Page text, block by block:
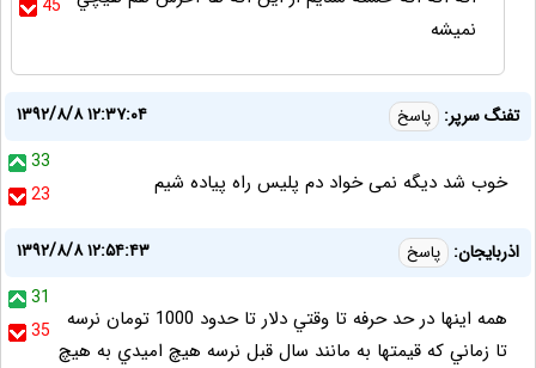
45
نميشه
تفنگ سرپر: پاسخ
۱۳۹۲/۸/۸ ۱۲:۳۷:۰۴
33
23
خوب شد دیگه نمی خواد دم پلیس راه پیاده شیم
اذربايجان: پاسخ
۱۳۹۲/۸/۸ ۱۲:۵۴:۴۳
31
35
همه اينها در حد حرفه تا وقتي دلار تا حدود 1000 تومان نرسه
تا زماني كه قيمتها به مانند سال قبل نرسه هيچ اميدي به هيچ